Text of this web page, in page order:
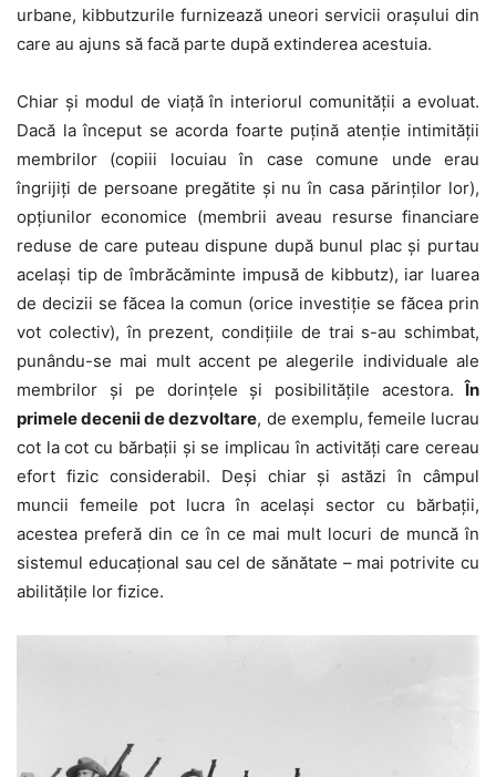
urbane, kibbutzurile furnizează uneori servicii orașului din
care au ajuns să facă parte după extinderea acestuia.
Chiar și modul de viață în interiorul comunității a evoluat.
Dacă la început se acorda foarte puțină atenție intimității
membrilor (copiii locuiau în case comune unde erau
îngrijiți de persoane pregătite și nu în casa părinților lor),
opțiunilor economice (membrii aveau resurse financiare
reduse de care puteau dispune după bunul plac și purtau
același tip de îmbrăcăminte impusă de kibbutz), iar luarea
de decizii se făcea la comun (orice investiție se făcea prin
vot colectiv), în prezent, condițiile de trai s-au schimbat,
punându-se mai mult accent pe alegerile individuale ale
membrilor și pe dorințele și posibilitățile acestora. În
primele decenii de dezvoltare, de exemplu, femeile lucrau
cot la cot cu bărbații și se implicau în activități care cereau
efort fizic considerabil. Deși chiar și astăzi în câmpul
muncii femeile pot lucra în același sector cu bărbații,
acestea preferă din ce în ce mai mult locuri de muncă în
sistemul educațional sau cel de sănătate – mai potrivite cu
abilitățile lor fizice.